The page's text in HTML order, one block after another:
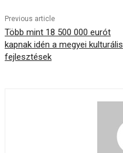
Previous article
Több mint 18 500 000 eurót
kapnak idén a megyei kulturális
fejlesztések